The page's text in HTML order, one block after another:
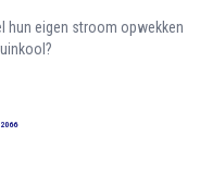
hun eigen stroom opwekken
2066